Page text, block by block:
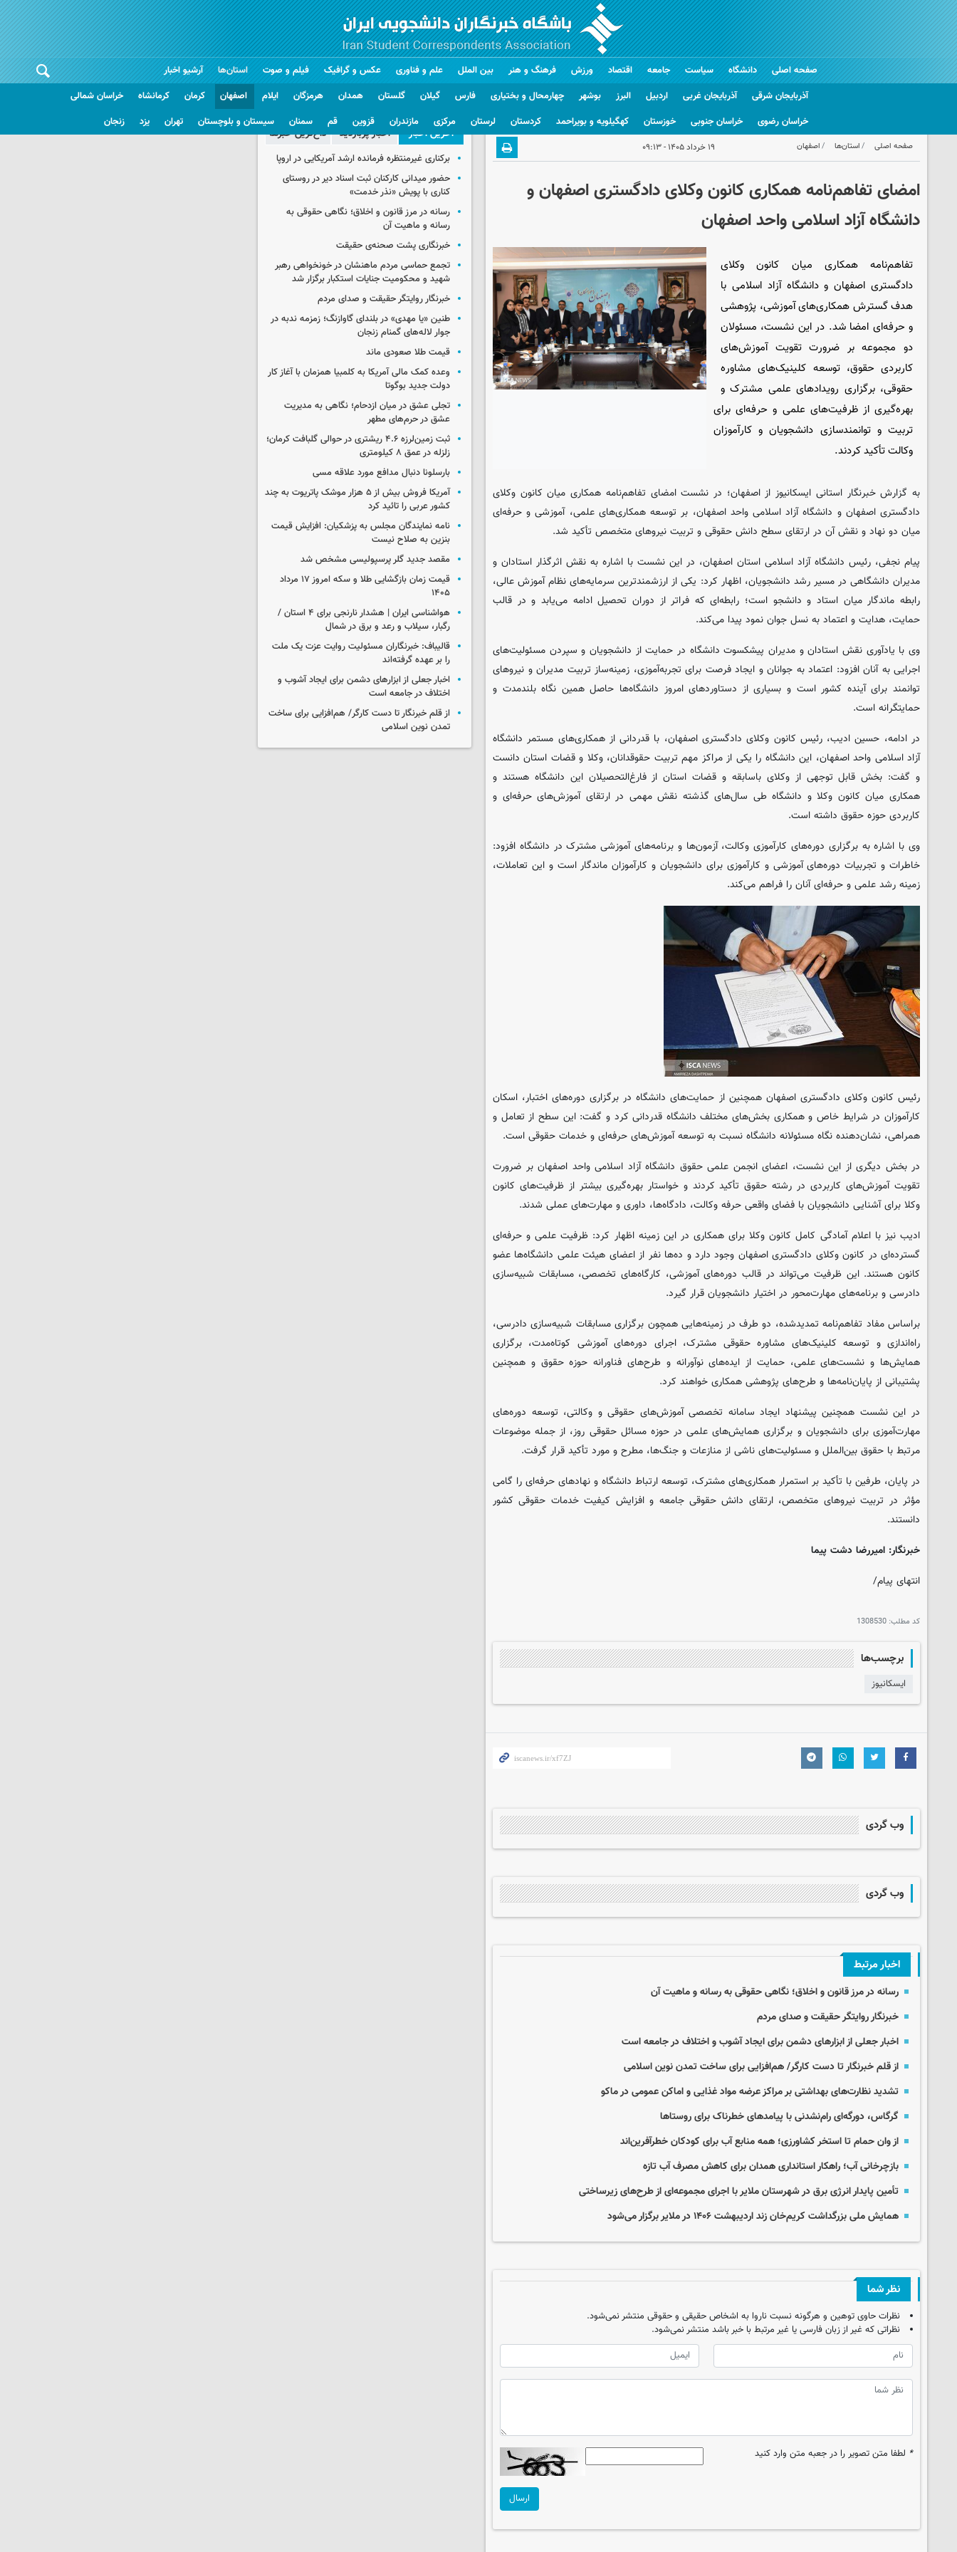
صفحه اصلی دانشگاه سیاست جامعه اقتصاد ورزش فرهنگ و هنر بین الملل علم و فناوری عکس و گرافیک فیلم و صوت
استان‌ها
آذربایجان شرقی
آذربایجان غربی اردبیل البرز بوشهر چهارمحال و بختیاری فارس گیلان گلستان همدان هرمزگان ایلام اصفهان کرمان کرمانشاه
خراسان شمالی
خراسان رضوی
خراسان جنوبی خوزستان کهگیلویه و بویراحمد کردستان لرستان مرکزی مازندران قزوین قم سمنان سیستان و بلوچستان تهران یزد زنجان
آرشیو اخبار
صفحه اصلی استان‌ها اصفهان ۱۹ خرداد ۱۴۰۵ - ۰۹:۱۳
امضای تفاهم‌نامه همکاری کانون وکلای دادگستری اصفهان و
دانشگاه آزاد اسلامی واحد اصفهان
تفاهم‌نامه همکاری میان کانون وکلای
دادگستری اصفهان و دانشگاه آزاد اسلامی با
هدف گسترش همکاری‌های آموزشی، پژوهشی
و حرفه‌ای امضا شد. در این نشست، مسئولان
دو مجموعه بر ضرورت تقویت آموزش‌های
کاربردی حقوق، توسعه کلینیک‌های مشاوره
حقوقی، برگزاری رویدادهای علمی مشترک و
بهره‌گیری از ظرفیت‌های علمی و حرفه‌ای برای
تربیت و توانمندسازی دانشجویان و کارآموزان
وکالت تأکید کردند.
به گزارش خبرنگار استانی ایسکانیوز از اصفهان؛ در نشست امضای تفاهم‌نامه همکاری میان کانون وکلای
دادگستری اصفهان و دانشگاه آزاد اسلامی واحد اصفهان، بر توسعه همکاری‌های علمی، آموزشی و حرفه‌ای
میان دو نهاد و نقش آن در ارتقای سطح دانش حقوقی و تربیت نیروهای متخصص تأکید شد.
پیام نجفی، رئیس دانشگاه آزاد اسلامی استان اصفهان، در این نشست با اشاره به نقش اثرگذار استادان و
مدیران دانشگاهی در مسیر رشد دانشجویان، اظهار کرد: یکی از ارزشمندترین سرمایه‌های نظام آموزش عالی،
رابطه ماندگار میان استاد و دانشجو است؛ رابطه‌ای که فراتر از دوران تحصیل ادامه می‌یابد و در قالب
حمایت، هدایت و اعتماد به نسل جوان نمود پیدا می‌کند.
وی با یادآوری نقش استادان و مدیران پیشکسوت دانشگاه در حمایت از دانشجویان و سپردن مسئولیت‌های
اجرایی به آنان افزود: اعتماد به جوانان و ایجاد فرصت برای تجربه‌آموزی، زمینه‌ساز تربیت مدیران و نیروهای
توانمند برای آینده کشور است و بسیاری از دستاوردهای امروز دانشگاه‌ها حاصل همین نگاه بلندمدت و
حمایتگرانه است.
در ادامه، حسین ادیب، رئیس کانون وکلای دادگستری اصفهان، با قدردانی از همکاری‌های مستمر دانشگاه
آزاد اسلامی واحد اصفهان، این دانشگاه را یکی از مراکز مهم تربیت حقوقدانان، وکلا و قضات استان دانست
و گفت: بخش قابل توجهی از وکلای باسابقه و قضات استان از فارغ‌التحصیلان این دانشگاه هستند و
همکاری میان کانون وکلا و دانشگاه طی سال‌های گذشته نقش مهمی در ارتقای آموزش‌های حرفه‌ای و
کاربردی حوزه حقوق داشته است.
وی با اشاره به برگزاری دوره‌های کارآموزی وکالت، آزمون‌ها و برنامه‌های آموزشی مشترک در دانشگاه افزود:
خاطرات و تجربیات دوره‌های آموزشی و کارآموزی برای دانشجویان و کارآموزان ماندگار است و این تعاملات،
زمینه رشد علمی و حرفه‌ای آنان را فراهم می‌کند.
رئیس کانون وکلای دادگستری اصفهان همچنین از حمایت‌های دانشگاه در برگزاری دوره‌های اختبار، اسکان
کارآموزان در شرایط خاص و همکاری بخش‌های مختلف دانشگاه قدردانی کرد و گفت: این سطح از تعامل و
همراهی، نشان‌دهنده نگاه مسئولانه دانشگاه نسبت به توسعه آموزش‌های حرفه‌ای و خدمات حقوقی است.
در بخش دیگری از این نشست، اعضای انجمن علمی حقوق دانشگاه آزاد اسلامی واحد اصفهان بر ضرورت
تقویت آموزش‌های کاربردی در رشته حقوق تأکید کردند و خواستار بهره‌گیری بیشتر از ظرفیت‌های کانون
وکلا برای آشنایی دانشجویان با فضای واقعی حرفه وکالت، دادگاه‌ها، داوری و مهارت‌های عملی شدند.
ادیب نیز با اعلام آمادگی کامل کانون وکلا برای همکاری در این زمینه اظهار کرد: ظرفیت علمی و حرفه‌ای
گسترده‌ای در کانون وکلای دادگستری اصفهان وجود دارد و ده‌ها نفر از اعضای هیئت علمی دانشگاه‌ها عضو
کانون هستند. این ظرفیت می‌تواند در قالب دوره‌های آموزشی، کارگاه‌های تخصصی، مسابقات شبیه‌سازی
دادرسی و برنامه‌های مهارت‌محور در اختیار دانشجویان قرار گیرد.
براساس مفاد تفاهم‌نامه تمدیدشده، دو طرف در زمینه‌هایی همچون برگزاری مسابقات شبیه‌سازی دادرسی،
راه‌اندازی و توسعه کلینیک‌های مشاوره حقوقی مشترک، اجرای دوره‌های آموزشی کوتاه‌مدت، برگزاری
همایش‌ها و نشست‌های علمی، حمایت از ایده‌های نوآورانه و طرح‌های فناورانه حوزه حقوق و همچنین
پشتیبانی از پایان‌نامه‌ها و طرح‌های پژوهشی همکاری خواهند کرد.
در این نشست همچنین پیشنهاد ایجاد سامانه تخصصی آموزش‌های حقوقی و وکالتی، توسعه دوره‌های
مهارت‌آموزی برای دانشجویان و برگزاری همایش‌های علمی در حوزه مسائل حقوقی روز، از جمله موضوعات
مرتبط با حقوق بین‌الملل و مسئولیت‌های ناشی از منازعات و جنگ‌ها، مطرح و مورد تأکید قرار گرفت.
در پایان، طرفین با تأکید بر استمرار همکاری‌های مشترک، توسعه ارتباط دانشگاه و نهادهای حرفه‌ای را گامی
مؤثر در تربیت نیروهای متخصص، ارتقای دانش حقوقی جامعه و افزایش کیفیت خدمات حقوقی کشور
دانستند.
خبرنگار: امیررضا دشت پیما
انتهای پیام/
کد مطلب: 1308530
برچسب‌ها
ایسکانیوز
وب گردی
وب گردی
اخبار مرتبط
رسانه در مرز قانون و اخلاق؛ نگاهی حقوقی به رسانه و ماهیت آن
خبرنگار روایتگر حقیقت و صدای مردم
اخبار جعلی از ابزارهای دشمن برای ایجاد آشوب و اختلاف در جامعه است
از قلم خبرنگار تا دست کارگر/ هم‌افزایی برای ساخت تمدن نوین اسلامی
تشدید نظارت‌های بهداشتی بر مراکز عرضه مواد غذایی و اماکن عمومی در ماکو
گرگاس، دورگه‌ای رام‌نشدنی با پیامدهای خطرناک برای روستاها
از وان حمام تا استخر کشاورزی؛ همه منابع آب برای کودکان خطرآفرین‌اند
بازچرخانی آب؛ راهکار استانداری همدان برای کاهش مصرف آب تازه
تأمین پایدار انرژی برق در شهرستان ملایر با اجرای مجموعه‌ای از طرح‌های زیرساختی
همایش ملی بزرگداشت کریم‌خان زند اردیبهشت ۱۴۰۶ در ملایر برگزار می‌شود
نظر شما
نظرات حاوی توهین و هرگونه نسبت ناروا به اشخاص حقیقی و حقوقی منتشر نمی‌شود.
نظراتی که غیر از زبان فارسی یا غیر مرتبط با خبر باشد منتشر نمی‌شود.
* لطفا متن تصویر را در جعبه متن وارد کنید
ارسال
آخرین اخبار اخبار پربازدید داغ‌ترین خبرها
برکناری غیرمنتظره فرمانده ارشد آمریکایی در اروپا
حضور میدانی کارکنان ثبت اسناد دیر در روستای
کناری با پویش «نذر خدمت»
رسانه در مرز قانون و اخلاق؛ نگاهی حقوقی به
رسانه و ماهیت آن
خبرنگاری پشت صحنه‌ی حقیقت
تجمع حماسی مردم ماهنشان در خونخواهی رهبر
شهید و محکومیت جنایات استکبار برگزار شد
خبرنگار روایتگر حقیقت و صدای مردم
طنین «یا مهدی» در بلندای گاوازنگ؛ زمزمه ندبه در
جوار لاله‌های گمنام زنجان
قیمت طلا صعودی ماند
وعده کمک مالی آمریکا به کلمبیا همزمان با آغاز کار
دولت جدید بوگوتا
تجلی عشق در میان ازدحام؛ نگاهی به مدیریت
عشق در حرم‌های مطهر
ثبت زمین‌لرزه ۴.۶ ریشتری در حوالی گلبافت کرمان؛
زلزله در عمق ۸ کیلومتری
بارسلونا دنبال مدافع مورد علاقه مسی
آمریکا فروش بیش از ۵ هزار موشک پاتریوت به چند
کشور عربی را تائید کرد
نامه نمایندگان مجلس به پزشکیان: افزایش قیمت
بنزین به صلاح نیست
مقصد جدید گلر پرسپولیسی مشخص شد
قیمت زمان بازگشایی طلا و سکه امروز ۱۷ مرداد
۱۴۰۵
هواشناسی ایران | هشدار نارنجی برای ۴ استان /
رگبار، سیلاب و رعد و برق در شمال
قالیباف: خبرنگاران مسئولیت روایت عزت یک ملت
را بر عهده گرفته‌اند
اخبار جعلی از ابزارهای دشمن برای ایجاد آشوب و
اختلاف در جامعه است
از قلم خبرنگار تا دست کارگر/ هم‌افزایی برای ساخت
تمدن نوین اسلامی